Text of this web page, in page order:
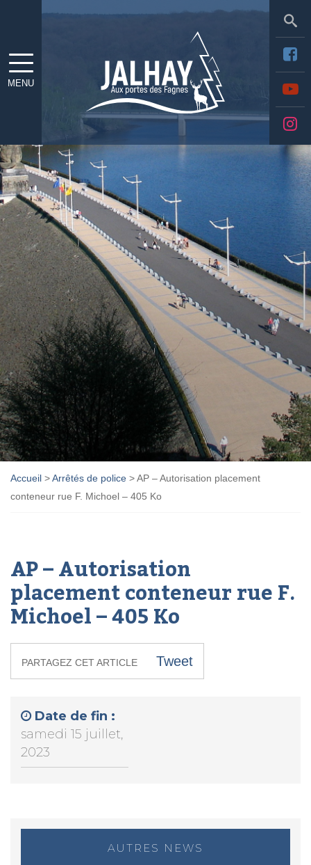
MENU
Accueil >Arrêtés de police >AP – Autorisation placement
conteneur rue F. Michoel – 405 Ko
AP – Autorisation
placement conteneur rue F.
Michoel – 405 Ko
PARTAGEZ CET ARTICLE Tweet
Date de fin :
samedi 15 juillet,
2023
AUTRES NEWS